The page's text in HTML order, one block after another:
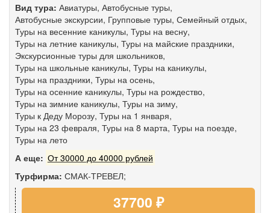
Вид тура: Авиатуры, Автобусные туры,
Автобусные экскурсии, Групповые туры, Семейный отдых,
Туры на весенние каникулы, Туры на весну,
Туры на летние каникулы, Туры на майские праздники,
Экскурсионные туры для школьников,
Туры на школьные каникулы, Туры на каникулы,
Туры на праздники, Туры на осень,
Туры на осенние каникулы, Туры на рождество,
Туры на зимние каникулы, Туры на зиму,
Туры к Деду Морозу, Туры на 1 января,
Туры на 23 февраля, Туры на 8 марта, Туры на поезде,
Туры на лето
А еще: От 30000 до 40000 рублей
Турфирма: СМАК-ТРЕВЕЛ;
37700 ₽